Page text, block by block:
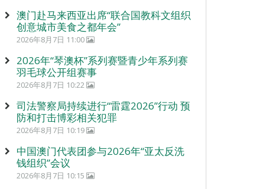
澳门赴马来西亚出席“联合国教科文组织
创意城市美食之都年会”
2026年8月7日 11:00
2026年“琴澳杯”系列赛暨青少年系列赛
羽毛球公开组赛事
2026年8月7日 10:22
司法警察局持续进行“雷霆2026”行动 预
防和打击博彩相关犯罪
2026年8月7日 10:19
中国澳门代表团参与2026年“亚太反洗
钱组织”会议
2026年8月7日 10:15